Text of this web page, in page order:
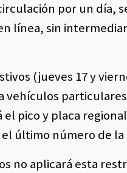
por un día,
línea, sin
(jueves 17 y
vehículos
pico y placa
último número de la
no aplicará esta